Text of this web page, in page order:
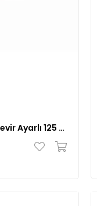
Catpower 6108 - Avuç Taşlama Devir Ayarlı 125 Mm